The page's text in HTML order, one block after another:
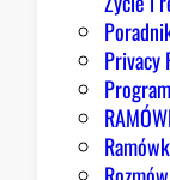
Privacy